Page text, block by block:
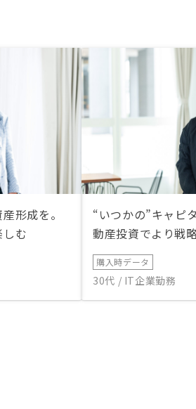
形成を。
む
“いつかの”キャピ
動産投資でより戦
購入時データ
30代 / IT企業勤務